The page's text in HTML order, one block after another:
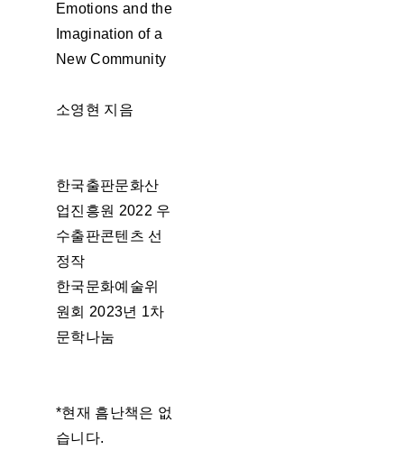
Emotions and the
Imagination of a
New Community
소영현 지음
한국출판문화산
업진흥원 2022 우
수출판콘텐츠 선
정작
한국문화예술위
원회 2023년 1차
문학나눔
*현재 흠난책은 없
습니다.